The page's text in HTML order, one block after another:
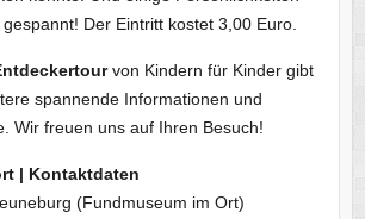
Der Eintritt kostet 3,00 Euro.
von Kindern für Kinder gibt
spannende Informationen und
Wir freuen uns auf Ihren Besuch!
| Kontaktdaten
(Fundmuseum im Ort)